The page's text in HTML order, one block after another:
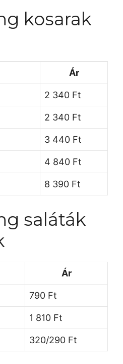
kosarak
Ár
2 340 Ft
2 340 Ft
3 440 Ft
4 840 Ft
8 390 Ft
saláták
Ár
790 Ft
1 810 Ft
320/290 Ft